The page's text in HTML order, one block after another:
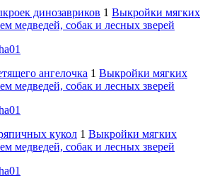
динозавриков 1 Выкройки мягких
медведей, собак и лесных зверей
ангелочка 1 Выкройки мягких
медведей, собак и лесных зверей
кукол 1 Выкройки мягких
медведей, собак и лесных зверей